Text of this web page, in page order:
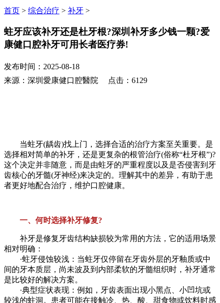
首页 > 综合治疗 > 补牙 >
蛀牙应该补牙还是杜牙根?深圳补牙多少钱一颗?爱
康健口腔补牙可用长者医疗券!
发布时间：2025-08-18
来源：深圳愛康健口腔醫院 点击：6129
当蛀牙(龋齿)找上门，选择合适的治疗方案至关重要。是
选择相对简单的补牙，还是更复杂的根管治疗(俗称“杜牙根”)?
这个决定并非随意，而是由蛀牙的严重程度以及是否侵害到牙
齿核心的牙髓(牙神经)来决定的。理解其中的差异，有助于患
者更好地配合治疗，维护口腔健康。
一、何时选择补牙修复?
补牙是修复牙齿结构缺损较为常用的方法，它的适用场景
相对明确：
·蛀牙侵蚀较浅：当蛀牙仅停留在牙齿外层的牙釉质或中
间的牙本质层，尚未波及到内部柔软的牙髓组织时，补牙通常
是比较好的解决方案。
·典型症状表现：例如，牙齿表面出现小黑点、小凹坑或
较浅的蛀洞。患者可能在接触冷、热、酸、甜食物或饮料时感